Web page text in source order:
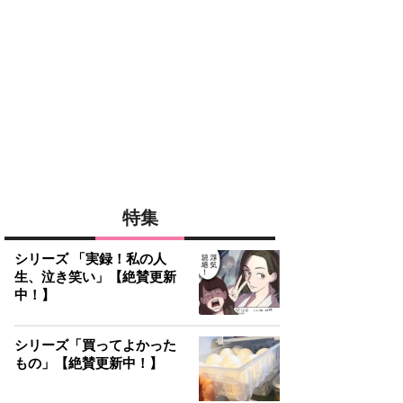
特集
シリーズ 「実録！私の人
生、泣き笑い」【絶賛更新
中！】
シリーズ「買ってよかった
もの」【絶賛更新中！】